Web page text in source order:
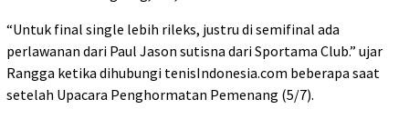
“Untuk final single lebih rileks, justru di semifinal ada
perlawanan dari Paul Jason sutisna dari Sportama Club.” ujar
Rangga ketika dihubungi tenisIndonesia.com beberapa saat
setelah Upacara Penghormatan Pemenang (5/7).